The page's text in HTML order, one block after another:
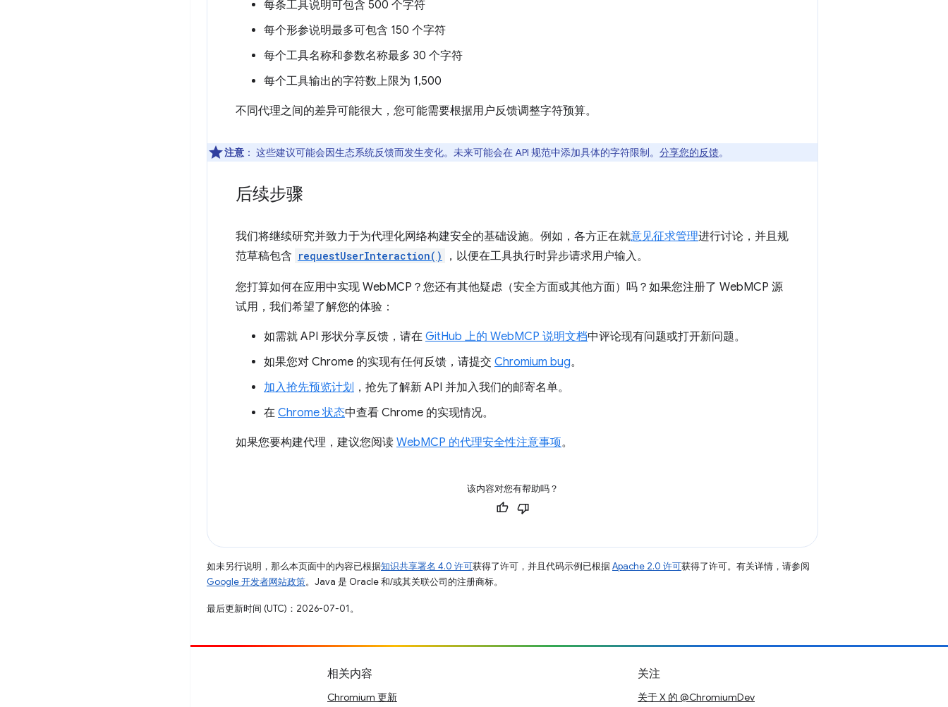
每条工具说明可包含 500 个字符
每个形参说明最多可包含 150 个字符
每个工具名称和参数名称最多 30 个字符
每个工具输出的字符数上限为 1,500
不同代理之间的差异可能很大，您可能需要根据用户反馈调整字符预算。
注意 ： 这些建议可能会因生态系统反馈而发生变化。未来可能会在 API 规范中添加具体的字符限制。 分享您的反馈。
后续步骤
我们将继续研究并致力于为代理化网络构建安全的基础设施。例如，各方正在就意见征求管理进行讨论，并且规
范草稿包含 requestUserInteraction() ，以便在工具执行时异步请求用户输入。
您打算如何在应用中实现 WebMCP？您还有其他疑虑（安全方面或其他方面）吗？如果您注册了 WebMCP 源
试用，我们希望了解您的体验：
如需就 API 形状分享反馈，请在 GitHub 上的 WebMCP 说明文档中评论现有问题或打开新问题。
如果您对 Chrome 的实现有任何反馈，请提交 Chromium bug。
加入抢先预览计划 ，抢先了解新 API 并加入我们的邮寄名单。
在 Chrome 状态中查看 Chrome 的实现情况。
如果您要构建代理，建议您阅读 WebMCP 的代理安全性注意事项。
该内容对您有帮助吗？
如未另行说明，那么本页面中的内容已根据知识共享署名 4.0 许可获得了许可，并且代码示例已根据Apache 2.0 许可获得了许可。有关详情，请参阅
Google 开发者网站政策。Java 是 Oracle 和/或其关联公司的注册商标。
最后更新时间 (UTC)：2026-07-01。
相关内容
Chromium 更新
关注
关于 X 的 @ChromiumDev